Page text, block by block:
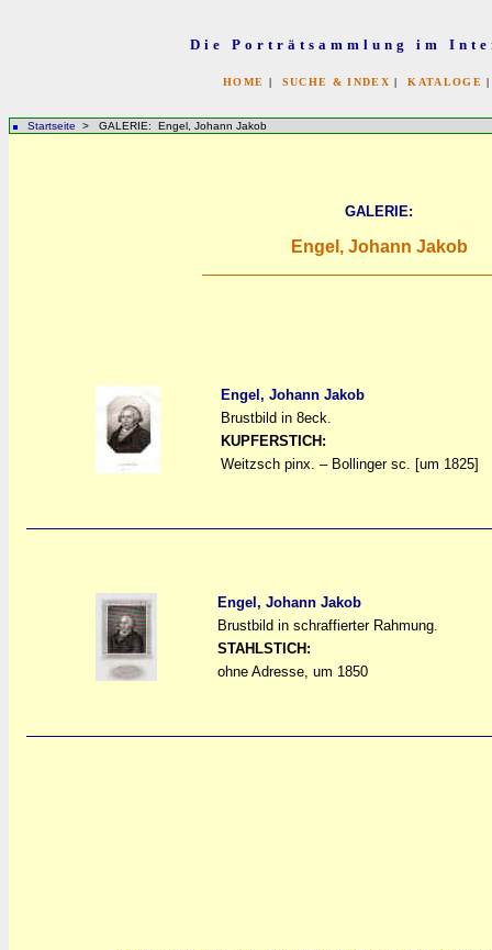
Die Porträtsammlung im
HOME | SUCHE & INDEX |KATALOGE
Startseite > GALERIE: Engel, Johann Jakob
GALERIE:
Engel, Johann Jakob
Engel, Johann Jakob
Brustbild in 8eck.
KUPFERSTICH:
Weitzsch pinx. – Bollinger sc. [um 1825]
Engel, Johann Jakob
Brustbild in schraffierter Rahmung.
STAHLSTICH:
ohne Adresse, um 1850